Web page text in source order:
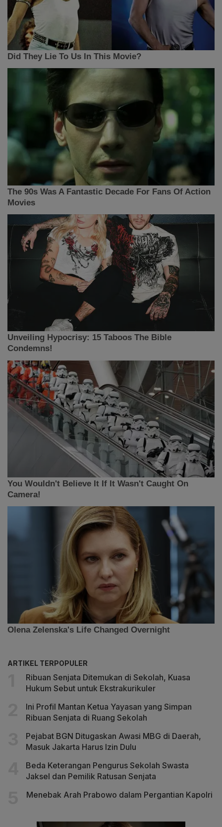
ARTIKEL TERPOPULER
Ribuan Senjata Ditemukan di Sekolah, Kuasa
Hukum Sebut untuk Ekstrakurikuler
Ini Profil Mantan Ketua Yayasan yang Simpan
Ribuan Senjata di Ruang Sekolah
Pejabat BGN Ditugaskan Awasi MBG di Daerah,
Masuk Jakarta Harus Izin Dulu
Beda Keterangan Pengurus Sekolah Swasta
Jaksel dan Pemilik Ratusan Senjata
Menebak Arah Prabowo dalam Pergantian Kapolri